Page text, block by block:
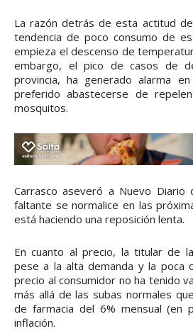
La razón detrás de esta actitud
tendencia de poco consumo de
empieza el descenso de
embargo, el pico de casos de
provincia, ha generado alarma
preferido abastecerse de
mosquitos.
Carrasco aseveró a Nuevo
faltante se normalice en las
está haciendo una reposición lenta.
En cuanto al precio, la titular de
pese a la alta demanda y la poca
precio al consumidor no ha tenido
más allá de las subas normales
de farmacia del 6% mensual (en
inflación.